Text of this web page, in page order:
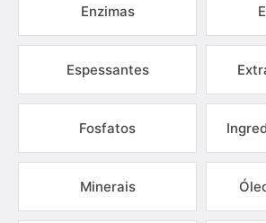
Enzimas
Espessantes
Fosfatos
Minerais